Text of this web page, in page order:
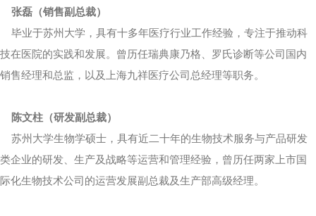
张磊（销售副总裁）
毕业于苏州大学，具有十多年医疗行业工作经验，专注于推动科
技在医院的实践和发展。曾历任瑞典康乃格、罗氏诊断等公司国内
销售经理和总监，以及上海九祥医疗公司总经理等职务。
陈文柱（研发副总裁）
苏州大学生物学硕士，具有近二十年的生物技术服务与产品研发
类企业的研发、生产及战略等运营和管理经验，曾历任两家上市国
际化生物技术公司的运营发展副总裁及生产部高级经理。